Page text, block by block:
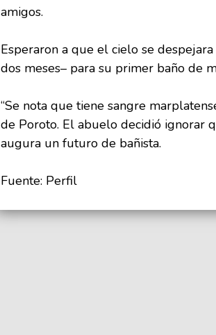
amigos.
Esperaron a que el cielo se
dos meses– para su primer baño de
“Se nota que tiene sangre
de Poroto. El abuelo decidió ignorar
augura un futuro de bañista.
Fuente: Perfil